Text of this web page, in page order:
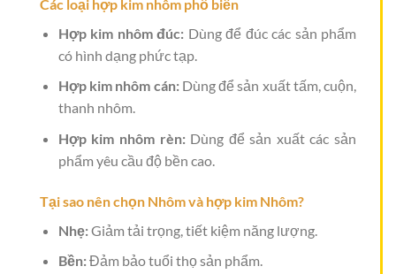
Các loại hợp kim nhôm phổ biến
Hợp kim nhôm đúc: Dùng để đúc các sản phẩm
có hình dạng phức tạp.
Hợp kim nhôm cán:Dùng để sản xuất tấm, cuộn,
thanh nhôm.
Hợp kim nhôm rèn:Dùng để sản xuất các sản
phẩm yêu cầu độ bền cao.
Tại sao nên chọn Nhôm và hợp kim Nhôm?
Nhẹ:Giảm tải trọng, tiết kiệm năng lượng.
Bền:Đảm bảo tuổi thọ sản phẩm.